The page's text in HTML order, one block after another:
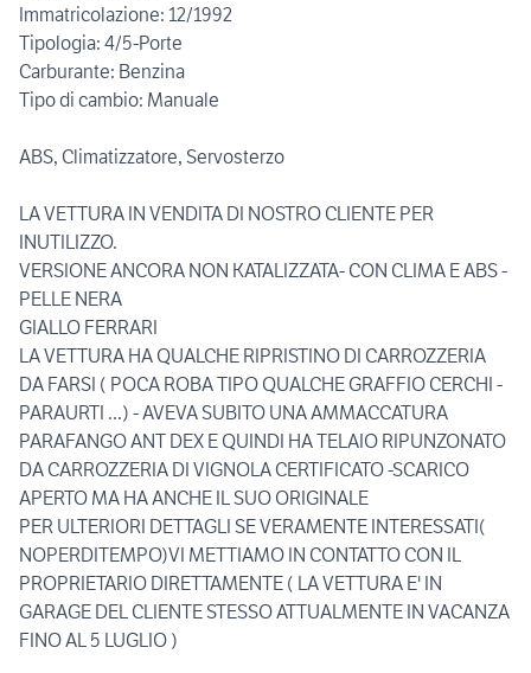
Immatricolazione: 12/1992
Tipologia: 4/5-Porte
Carburante: Benzina
Tipo di cambio: Manuale
ABS, Climatizzatore, Servosterzo
LA VETTURA IN VENDITA DI NOSTRO CLIENTE PER
INUTILIZZO.
VERSIONE ANCORA NON KATALIZZATA- CON CLIMA E ABS -
PELLE NERA
GIALLO FERRARI
LA VETTURA HA QUALCHE RIPRISTINO DI CARROZZERIA
DA FARSI ( POCA ROBA TIPO QUALCHE GRAFFIO CERCHI -
PARAURTI ...) - AVEVA SUBITO UNA AMMACCATURA
PARAFANGO ANT DEX E QUINDI HA TELAIO RIPUNZONATO
DA CARROZZERIA DI VIGNOLA CERTIFICATO -SCARICO
APERTO MA HA ANCHE IL SUO ORIGINALE
PER ULTERIORI DETTAGLI SE VERAMENTE INTERESSATI(
NOPERDITEMPO)VI METTIAMO IN CONTATTO CON IL
PROPRIETARIO DIRETTAMENTE ( LA VETTURA E' IN
GARAGE DEL CLIENTE STESSO ATTUALMENTE IN VACANZA
FINO AL 5 LUGLIO )